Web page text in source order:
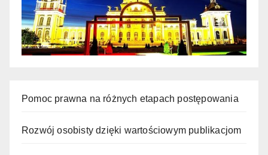
Pomoc prawna na różnych etapach postępowania
Rozwój osobisty dzięki wartościowym publikacjom